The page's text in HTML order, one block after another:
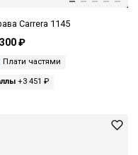
Carrera 1145
₽
Плати частями
+3 451 ₽